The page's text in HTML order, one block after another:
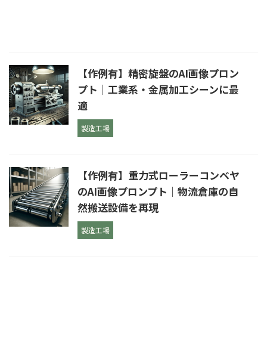
【作例有】精密旋盤のAI画像プロン
プト｜工業系・金属加工シーンに最
適
製造工場
【作例有】重力式ローラーコンベヤ
のAI画像プロンプト｜物流倉庫の自
然搬送設備を再現
製造工場